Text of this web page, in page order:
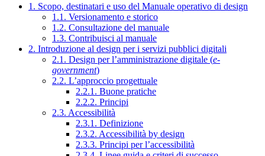
1. Scopo, destinatari e uso del Manuale operativo di design
1.1. Versionamento e storico
1.2. Consultazione del manuale
1.3. Contribuisci al manuale
2. Introduzione al design per i servizi pubblici digitali
2.1. Design per l’amministrazione digitale (e-
government)
2.2. L’approccio progettuale
2.2.1. Buone pratiche
2.2.2. Principi
2.3. Accessibilità
2.3.1. Definizione
2.3.2. Accessibilità by design
2.3.3. Principi per l’accessibilità